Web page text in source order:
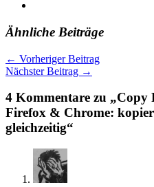
Ähnliche Beiträge
← Vorheriger Beitrag
Nächster Beitrag →
4 Kommentare zu
Firefox & Chrome:
gleichzeitig“